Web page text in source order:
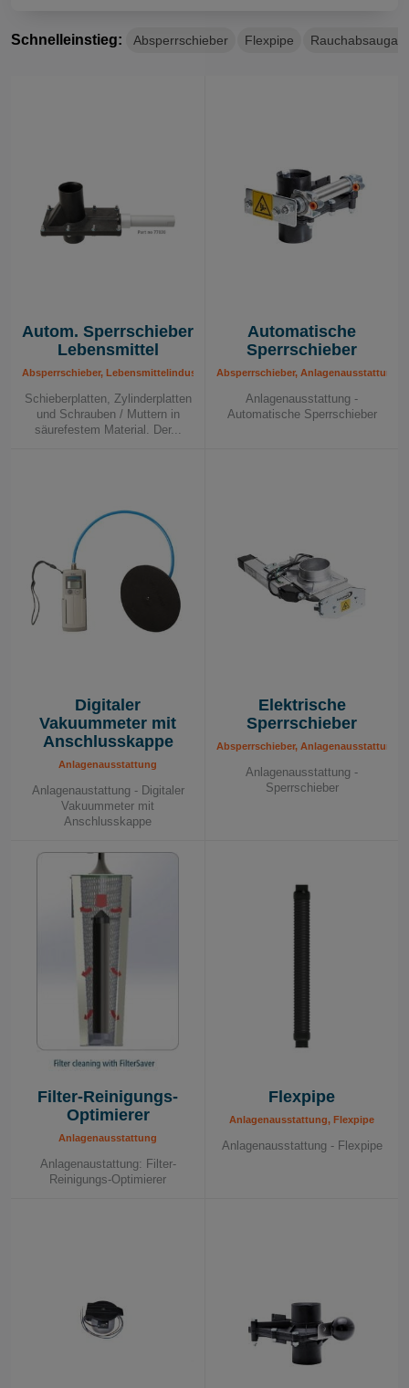
Automatische Schiebeventile
Schwenkarm-Lösung
Schnelleinstieg: Absperrschieber Flexpipe
Autom. Sperrschieber
Lebensmittel
Absperrschieber, Lebensmittelindustrie, Zentrale Absaugsysteme Lebensmittel
Schieberplatten, Zylinderplatten
und Schrauben / Muttern in
säurefestem Material. Der...
Automatische
Sperrschieber
Absperrschieber, Anlagenausstattung
Anlagenausstattung -
Automatische Sperrschieber
Digitaler
Vakuummeter mit
Anschlusskappe
Anlagenausstattung
Anlagenaustattung - Digitaler
Vakuummeter mit
Anschlusskappe
Elektrische
Sperrschieber
Absperrschieber, Anlagenausstattung
Anlagenausstattung -
Sperrschieber
Filter-Reinigungs-
Optimierer
Anlagenausstattung
Anlagenaustattung: Filter-
Reinigungs-Optimierer
Flexpipe
Anlagenausstattung, Flexpipe
Anlagenausstattung - Flexpipe